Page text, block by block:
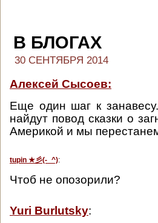
В БЛОГАХ
30 СЕНТЯБРЯ 2014
Алексей Сысоев:
Еще один шаг к
найдут повод сказки о
Америкой и мы
tupin ★彡(-_^):
Чтоб не опозорили?
Yuri Burlutsky: